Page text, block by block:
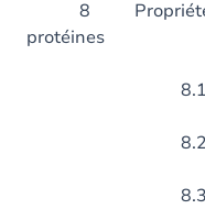
8 Propriétés
8.1
8.2 Point
8.3